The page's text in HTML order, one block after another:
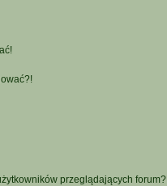
przeglądających forum?